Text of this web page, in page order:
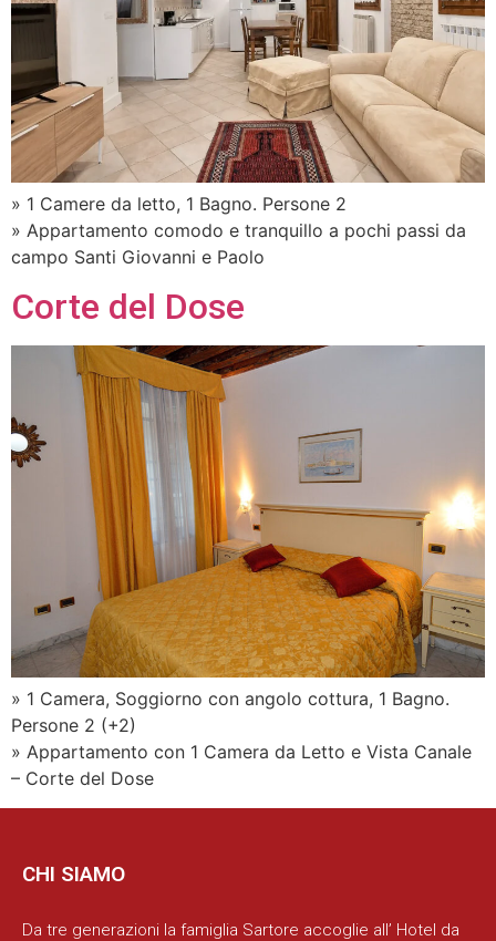
» 1 Camere da letto, 1 Bagno. Persone 2
» Appartamento comodo e tranquillo a pochi passi da
campo Santi Giovanni e Paolo
Corte del Dose
» 1 Camera, Soggiorno con angolo cottura, 1 Bagno.
Persone 2 (+2)
» Appartamento con 1 Camera da Letto e Vista Canale
– Corte del Dose
CHI SIAMO
Da tre generazioni la famiglia Sartore accoglie all’ Hotel da